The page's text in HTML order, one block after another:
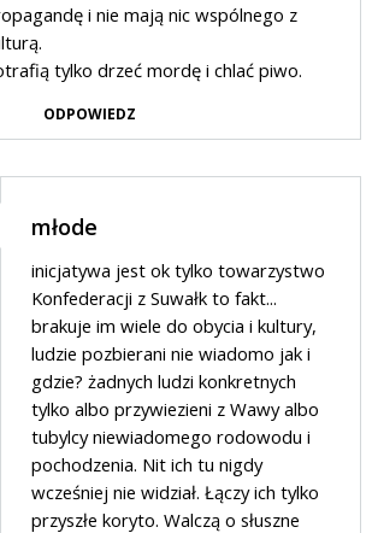
i nie mają nic wspólnego z
tylko drzeć mordę i chlać piwo.
ODPOWIEDZ
młode
inicjatywa jest ok tylko towarzystwo
Konfederacji z Suwałk to fakt...
brakuje im wiele do obycia i kultury,
ludzie pozbierani nie wiadomo jak i
gdzie? żadnych ludzi konkretnych
tylko albo przywiezieni z Wawy albo
tubylcy niewiadomego rodowodu i
pochodzenia. Nit ich tu nigdy
wcześniej nie widział. Łączy ich tylko
przyszłe koryto. Walczą o słuszne